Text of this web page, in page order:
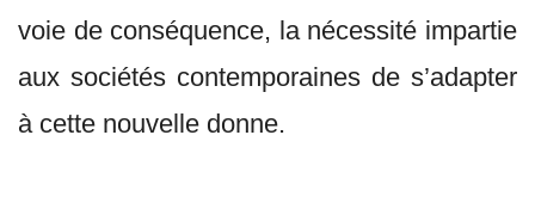
voie de conséquence, la nécessité impartie
aux sociétés contemporaines de s’adapter
à cette nouvelle donne.